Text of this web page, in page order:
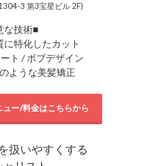
3 第3宝星ビル 2F)
な技術■
特化したカット
ト / ボブデザイン
ような美髪矯正
ー/料金はこちらから
扱いやすくする